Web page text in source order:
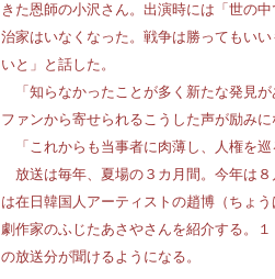
きた恩師の小沢さん。出演時には「世の
治家はいなくなった。戦争は勝ってもい
いと」と話した。
「知らなかったことが多く新たな発見
ファンから寄せられるこうした声が励み
「これからも当事者に肉薄し、人権を
放送は毎年、夏場の３カ月間。今年は
は在日韓国人アーティストの趙博（ちょ
劇作家のふじたあさやさんを紹介する。
の放送分が聞けるようになる。